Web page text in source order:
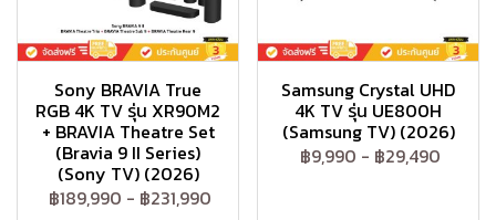
Sony BRAVIA True
RGB 4K TV รุ่น XR90M2
+ BRAVIA Theatre Set
(Bravia 9 II Series)
(Sony TV) (2026)
฿189,990 - ฿231,990
Samsung Crystal UHD
4K TV รุ่น UE800H
(Samsung TV) (2026)
฿9,990 - ฿29,490